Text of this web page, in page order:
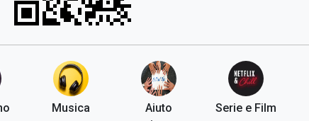
Musica
Aiuto
Serie e Film